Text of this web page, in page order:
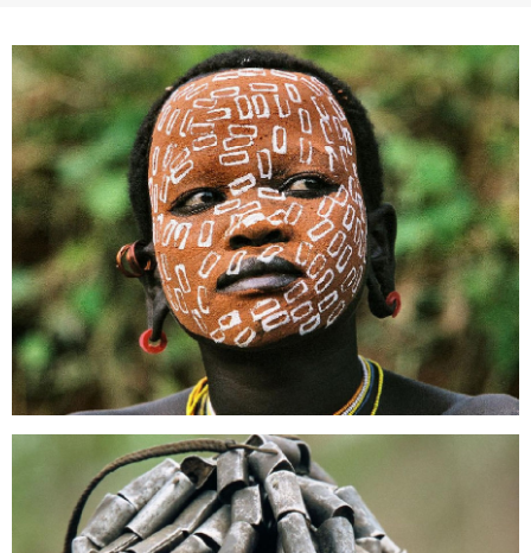
六、終止
會員違反本合約或本系統任一規定者，吉寶系統公司得終止
本合約。
本合約終止後，會員不得對吉寶系統公司主張任何費用、補
償或賠償。
七、合意管轄
雙方合意專以臺灣臺北地方法院為第一審管轄法
院。